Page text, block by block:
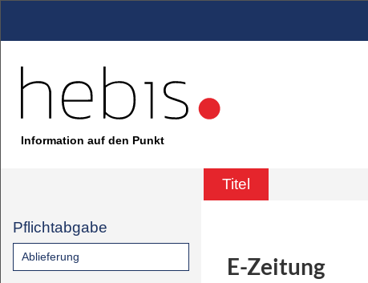
Information auf den Punkt
Titel
Pflichtabgabe
Ablieferung E-Zeitung